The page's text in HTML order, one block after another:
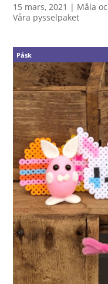
15 mars, 2021 | Måla
Våra pysselpaket
Påsk